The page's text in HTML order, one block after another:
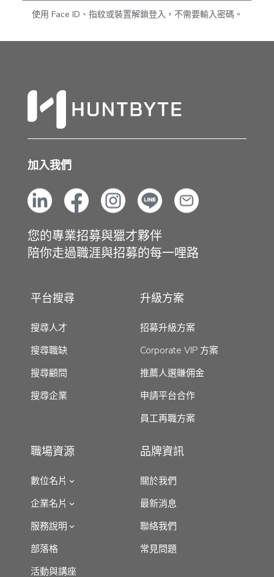
使用 Face ID、指紋或裝置解鎖登入，不需要輸入密碼。
加入我們
您的專業招募與獵才夥伴
陪你走過職涯與招募的每一哩路
平台搜尋
搜尋人才
搜尋職缺
搜尋顧問
搜尋企業
升級方案
招募升級方案
Corporate VIP 方案
推薦人選賺佣金
申請平台合作
員工再職方案
職場資源
數位名片
企業名片
服務說明
部落格
活動與講座
品牌資訊
關於我們
最新消息
聯絡我們
常見問題